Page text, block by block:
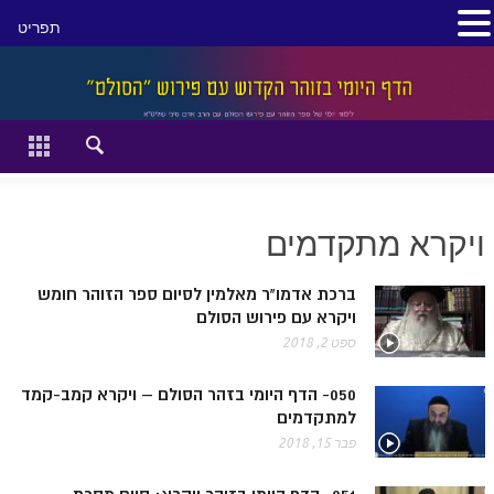
סגור
זוהר מתקדמים
להתחיל מההתחלה:
הקדמת ספר הזוהר מתחילים
ספר הזוהר בראשית
ספר הזוהר בראשית א' מתחילים
ויקרא מתקדמים
ברכת אדמו"ר מאלמין לסיום ספר הזוהר חומש
ויקרא עם פירוש הסולם
ספט 2, 2018
050- הדף היומי בזהר הסולם – ויקרא קמב-קמד
למתקדמים
פבר 15, 2018
תפריט